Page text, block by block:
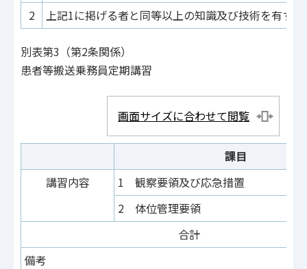
2
上記1に掲げる者と同等以上の知識及び技術を有す
別表第3（第2条関係）
患者等搬送乗務員定期講習
画面サイズに合わせて閲覧
課目
講習内容
1 観察要領及び応急措置
2 体位管理要領
合計
備考